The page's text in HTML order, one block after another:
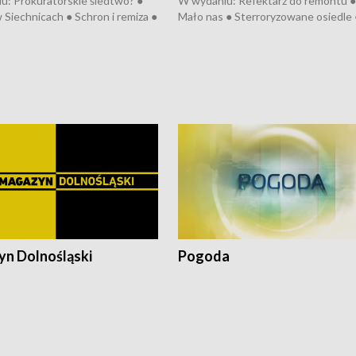
Siechnicach ● Schron i remiza ●
Mało nas ● Sterroryzowane osiedle
Dolnośląski Pogoda